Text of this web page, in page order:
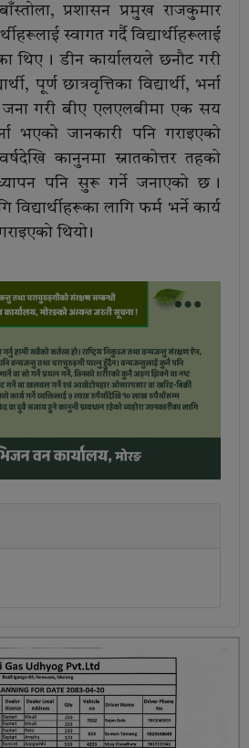
प्रशासन प्रमुख राजकुमार
स्वागत गर्दै विद्यार्थीहरूलाई
थिए । डीन कार्यालयले छनौट गरी
पूर्ण छात्रवृत्तिका विद्यार्थी, भर्ना
गरी बीए एलएलबीमा एक सय
भएको जानकारी पनि गराइएको
कानुनमा स्नातकोत्तर तहको
पनि सुरू गर्ने जनाएको छ ।
लागि फर्म भर्ने कार्य
थियो ।